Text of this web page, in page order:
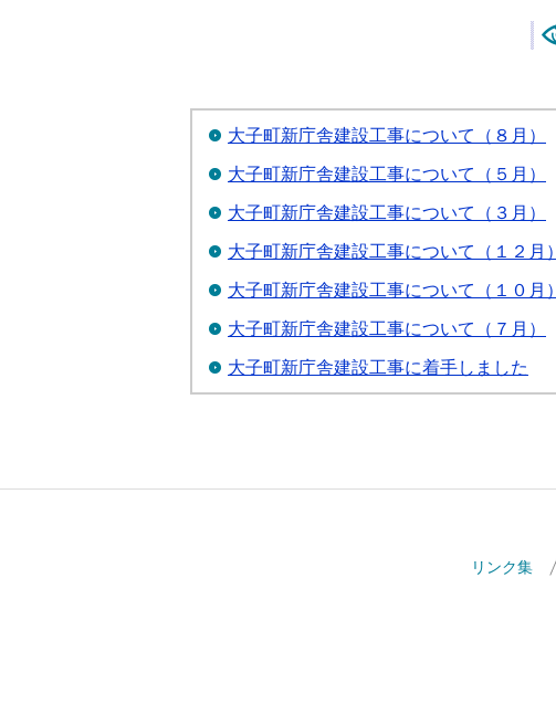
大子町新庁舎建設工事について（８月）
大子町新庁舎建設工事について（５月）
大子町新庁舎建設工事について（３月）
大子町新庁舎建設工事について（１２月）
大子町新庁舎建設工事について（１０月）
大子町新庁舎建設工事について（７月）
大子町新庁舎建設工事に着手しました
リンク集